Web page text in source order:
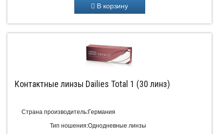
В корзину
Контактные линзы Dailies Total 1 (30 линз)
Страна производитель:
Тип ношения:
Германия
Однодневные линзы